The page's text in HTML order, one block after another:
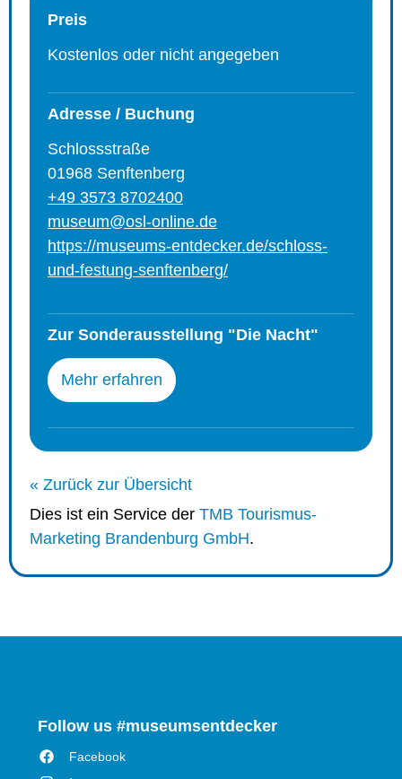
Preis
Kostenlos oder nicht angegeben
Adresse / Buchung
Schlossstraße
01968 Senftenberg
+49 3573 8702400
museum@osl-online.de
https://museums-entdecker.de/schloss-
und-festung-senftenberg/
Zur Sonderausstellung "Die Nacht"
Mehr erfahren
« Zurück zur Übersicht
Dies ist ein Service der TMB Tourismus-
Marketing Brandenburg GmbH.
Follow us #museumsentdecker
Facebook